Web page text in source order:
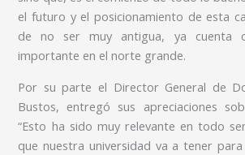
el futuro y el posicionamiento de esta
de no ser muy antigua, ya cuenta
importante en el norte grande.
Por su parte el Director General de
Bustos, entregó sus apreciaciones
“Esto ha sido muy relevante en todo
que nuestra universidad va a tener